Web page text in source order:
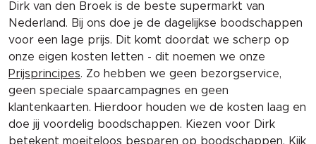
Dirk van den Broek is de beste supermarkt van
Nederland. Bij ons doe je de dagelijkse boodschappen
voor een lage prijs. Dit komt doordat we scherp op
onze eigen kosten letten - dit noemen we onze
Prijsprincipes. Zo hebben we geen bezorgservice,
geen speciale spaarcampagnes en geen
klantenkaarten. Hierdoor houden we de kosten laag en
doe jij voordelig boodschappen. Kiezen voor Dirk
betekent moeiteloos besparen op boodschappen. Kijk